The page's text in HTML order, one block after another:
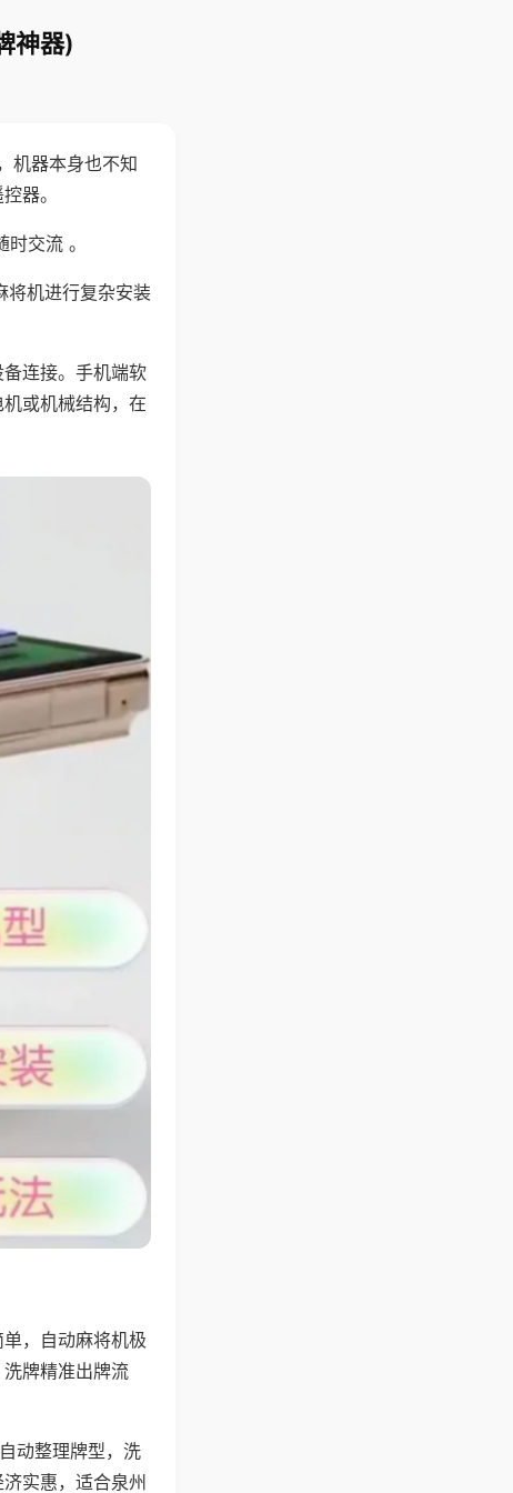
神器)
机器本身也不知
器。
交流 。
将机进行复杂安装
连接。手机端软
或机械结构，在
，自动麻将机极
牌精准出牌流
动整理牌型，洗
实惠，适合泉州